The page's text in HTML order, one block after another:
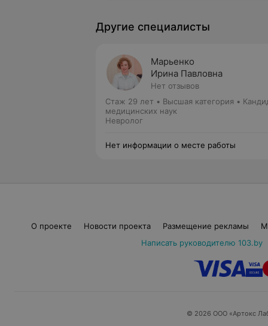
Другие специалисты
Марьенко
Ирина Павловна
Нет отзывов
Стаж 29 лет • Высшая категория •
медицинских наук
Невролог
Нет информации о месте работы
О проекте Новости проекта Размещение рекламы
Написать руководителю 103.by
© 2026 ООО «Артокс